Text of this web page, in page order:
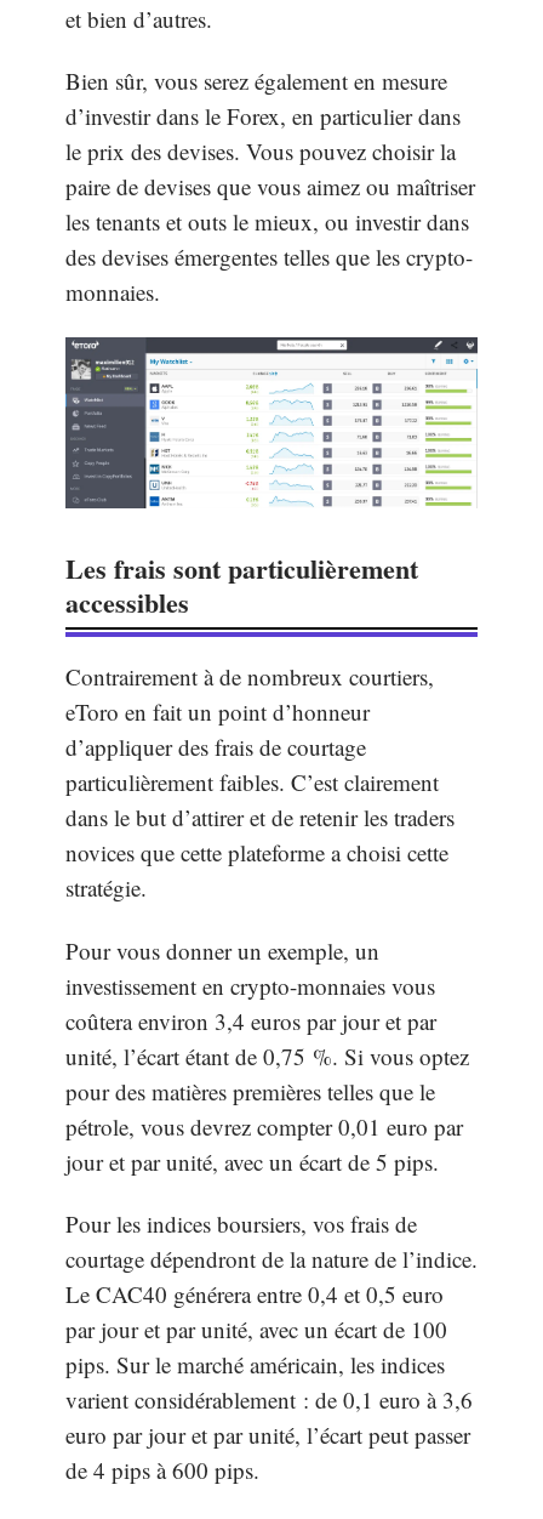
et bien d’autres.
Bien sûr, vous serez également en mesure
d’investir dans le Forex, en particulier dans
le prix des devises. Vous pouvez choisir la
paire de devises que vous aimez ou maîtriser
les tenants et outs le mieux, ou investir dans
des devises émergentes telles que les crypto-
monnaies.
Les frais sont particulièrement
accessibles
Contrairement à de nombreux courtiers,
eToro en fait un point d’honneur
d’appliquer des frais de courtage
particulièrement faibles. C’est clairement
dans le but d’attirer et de retenir les traders
novices que cette plateforme a choisi cette
stratégie.
Pour vous donner un exemple, un
investissement en crypto-monnaies vous
coûtera environ 3,4 euros par jour et par
unité, l’écart étant de 0,75 %. Si vous optez
pour des matières premières telles que le
pétrole, vous devrez compter 0,01 euro par
jour et par unité, avec un écart de 5 pips.
Pour les indices boursiers, vos frais de
courtage dépendront de la nature de l’indice.
Le CAC40 générera entre 0,4 et 0,5 euro
par jour et par unité, avec un écart de 100
pips. Sur le marché américain, les indices
varient considérablement : de 0,1 euro à 3,6
euro par jour et par unité, l’écart peut passer
de 4 pips à 600 pips.